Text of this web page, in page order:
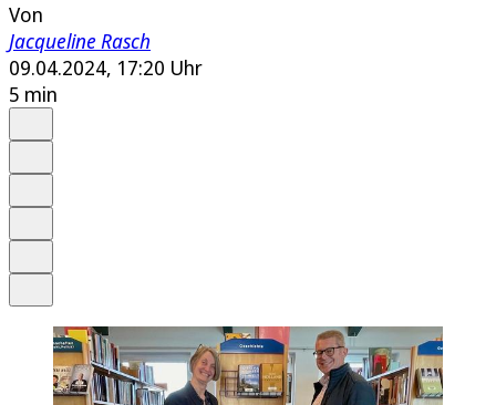
Von
Jacqueline Rasch
09.04.2024, 17:20 Uhr
5 min